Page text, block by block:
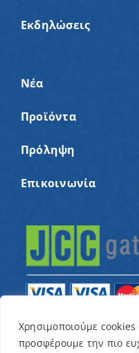
Χρησιμοποιούμε
προσφέρουμε την πιο
Εκδηλώσεις
Νέα
Προϊόντα
Πρόληψη
Επικοινωνία
© Copyright 2022 –